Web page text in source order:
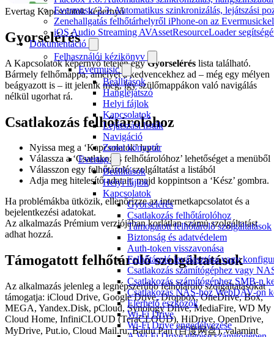
Evermusic 2.3: Automatikus szinkronizálás, lejátszási
Zenehallgatás felhőtárhelyről iPhone-on az Evermusickel
iOS Audio Streaming AVAssetResourceLoader
Dokumentáció
Felhasználói kézikönyv
Evermusic
Beállítások
Hanglejátszó
Helyi fájlok
Kapcsolatok
Lejátszási listák
Navigáció
Zenei könyvtár
Evertag
Beállítások
Helyi fájlok
Kapcsolatok
Gyorselérés
Csatlakozás felhőtárolóhoz
Támogatott felhőtároló szolgáltatások
Biztonság és adatvédelem
Auth-token visszavonása
Felhőtároló leválasztása vagy
Csatlakozás számítógéphez vagy
Csatlakozás számítógéphez SMB-n
Csatlakozás NAS-hoz WebDAV-on
Elérhető eszközök
Wi-Fi Drive
Wi-Fi Drive engedélyezése
Evertag Kapcsolatok képernyő
Gyorselérés
A Kapcsolatok képernyő tetején egyGyorselérés lista található.
Bármely felhőmappa, amelyet a kedvencekhez ad – még egy mélyen
beágyazott is – itt jelenik meg, így szülőmappákon való navigálás
nélkül ugorhat rá.
Csatlakozás felhőtárolóhoz
Nyissa meg a ‘Kapcsolatok’ lapot
Válassza a ‘Csatlakozás felhőtárolóhoz’ lehetőséget a menüből
Válasszon egy felhőtároló szolgáltatást a listából
Adja meg hitelesítő adatait, majd koppintson a ‘Kész’ gombra.
Ha problémákba ütközik, ellenőrizze az internetkapcsolatot és a
bejelentkezési adatokat.
Az alkalmazás Prémium verziójában korlátlan számú szolgáltatást
adhat hozzá.
Támogatott felhőtároló szolgáltatások
Az alkalmazás jelenleg a legnépszerűbb felhőtároló szolgáltatásokat
támogatja: iCloud Drive, Google Drive, Dropbox, OneDrive, Box,
MEGA, Yandex.Disk, pCloud, Synology Drive, MediaFire, WD My
Cloud Home, InfiniCLOUD (TeraCLOUD), HiDrive, OpenDrive,
MyDrive, Put.io, Cloud Mail.ru, Baidu Pan (百度网盘), valamint